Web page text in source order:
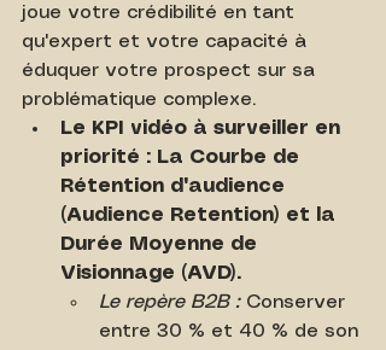
joue votre crédibilité en tant
qu'expert et votre capacité à
éduquer votre prospect sur sa
problématique complexe.
Le KPI vidéo à surveiller en
priorité : La Courbe de
Rétention d'audience
(Audience Retention) et la
Durée Moyenne de
Visionnage (AVD).
Le repère B2B : Conserver
entre 30 % et 40 % de son